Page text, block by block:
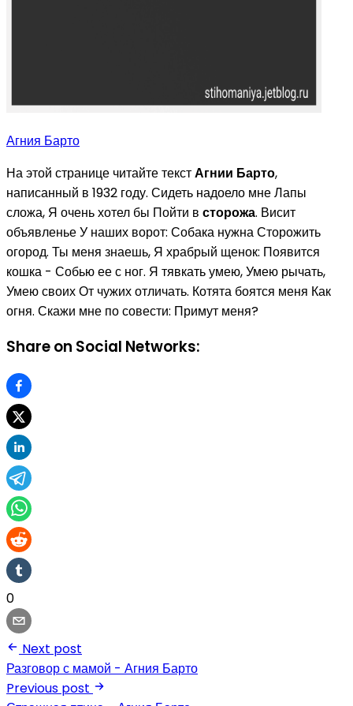
Агния Барто
На этой странице читайте текстАгнии Барто,
написанный в 1932 году. Сидеть надоело мне Лапы
сложа, Я очень хотел бы Пойти в сторожа. Висит
объявленье У наших ворот: Собака нужна Сторожить
огород. Ты меня знаешь, Я храбрый щенок: Появится
кошка - Собью ее с ног. Я тявкать умею, Умею рычать,
Умею своих От чужих отличать. Котята боятся меня Как
огня. Скажи мне по совести: Примут меня?
Share on Social Networks:
0
Next post
Разговор с мамой - Агния Барто
Previous post